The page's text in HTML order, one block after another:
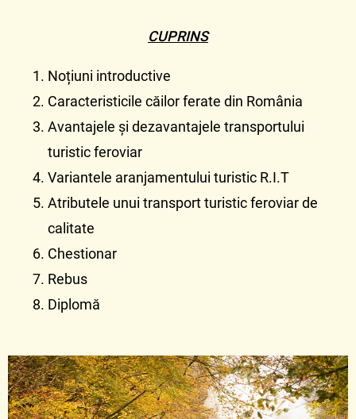
CUPRINS
Noțiuni introductive
Caracteristicile căilor ferate din România
Avantajele și dezavantajele transportului
turistic feroviar
Variantele aranjamentului turistic R.I.T
Atributele unui transport turistic feroviar de
calitate
Chestionar
Rebus
Diplomă